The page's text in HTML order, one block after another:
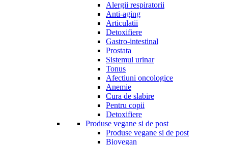
Alergii respiratorii
Anti-aging
Articulatii
Detoxifiere
Gastro-intestinal
Prostata
Sistemul urinar
Tonus
Afectiuni oncologice
Anemie
Cura de slabire
Pentru copii
Detoxifiere
Produse vegane si de post
Produse vegane si de post
Biovegan